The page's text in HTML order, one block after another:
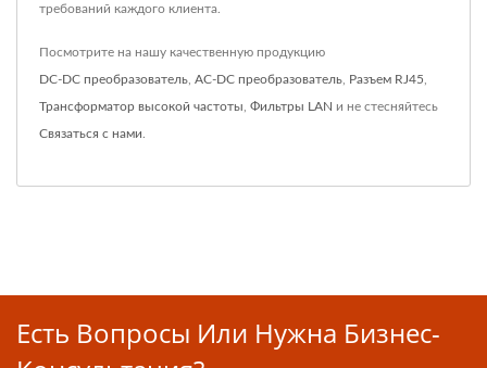
требований каждого клиента.
Посмотрите на нашу качественную продукцию
DC-DC преобразователь AC-DC преобразователь Разъем RJ45
Трансформатор высокой частоты Фильтры LAN и не стесняйтесь
Связаться с нами
Есть Вопросы Или Нужна Бизнес-